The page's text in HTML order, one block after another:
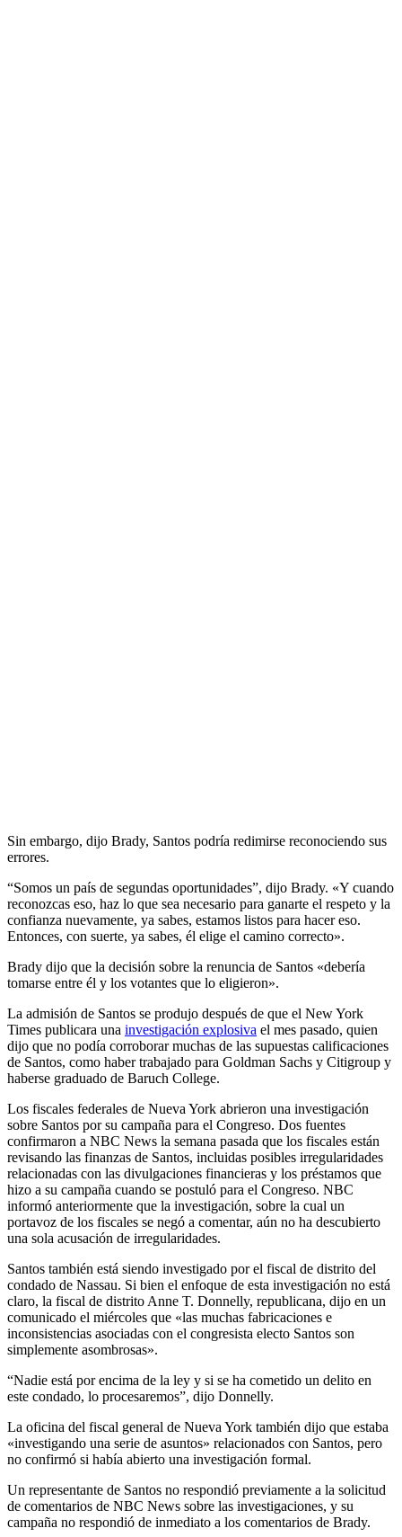
Sin embargo, dijo Brady, Santos podría redimirse reconociendo sus
errores.
“Somos un país de segundas oportunidades”, dijo Brady. «Y cuando
reconozcas eso, haz lo que sea necesario para ganarte el respeto y la
confianza nuevamente, ya sabes, estamos listos para hacer eso.
Entonces, con suerte, ya sabes, él elige el camino correcto».
Brady dijo que la decisión sobre la renuncia de Santos «debería
tomarse entre él y los votantes que lo eligieron».
La admisión de Santos se produjo después de que el New York
Times publicara una investigación explosiva el mes pasado, quien
dijo que no podía corroborar muchas de las supuestas calificaciones
de Santos, como haber trabajado para Goldman Sachs y Citigroup y
haberse graduado de Baruch College.
Los fiscales federales de Nueva York abrieron una investigación
sobre Santos por su campaña para el Congreso. Dos fuentes
confirmaron a NBC News la semana pasada que los fiscales están
revisando las finanzas de Santos, incluidas posibles irregularidades
relacionadas con las divulgaciones financieras y los préstamos que
hizo a su campaña cuando se postuló para el Congreso. NBC
informó anteriormente que la investigación, sobre la cual un
portavoz de los fiscales se negó a comentar, aún no ha descubierto
una sola acusación de irregularidades.
Santos también está siendo investigado por el fiscal de distrito del
condado de Nassau. Si bien el enfoque de esta investigación no está
claro, la fiscal de distrito Anne T. Donnelly, republicana, dijo en un
comunicado el miércoles que «las muchas fabricaciones e
inconsistencias asociadas con el congresista electo Santos son
simplemente asombrosas».
“Nadie está por encima de la ley y si se ha cometido un delito en
este condado, lo procesaremos”, dijo Donnelly.
La oficina del fiscal general de Nueva York también dijo que estaba
«investigando una serie de asuntos» relacionados con Santos, pero
no confirmó si había abierto una investigación formal.
Un representante de Santos no respondió previamente a la solicitud
de comentarios de NBC News sobre las investigaciones, y su
campaña no respondió de inmediato a los comentarios de Brady.